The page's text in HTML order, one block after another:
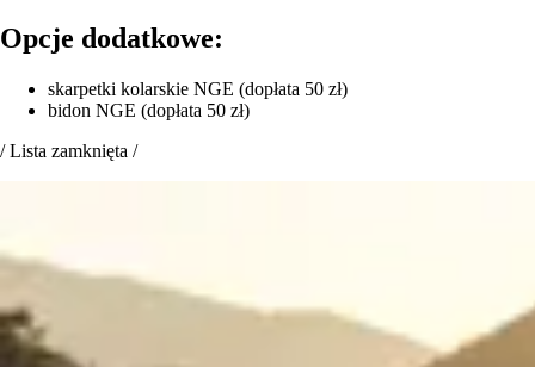
Opcje dodatkowe:
skarpetki kolarskie NGE (dopłata 50 zł)
bidon NGE (dopłata 50 zł)
/Lista zamknięta /